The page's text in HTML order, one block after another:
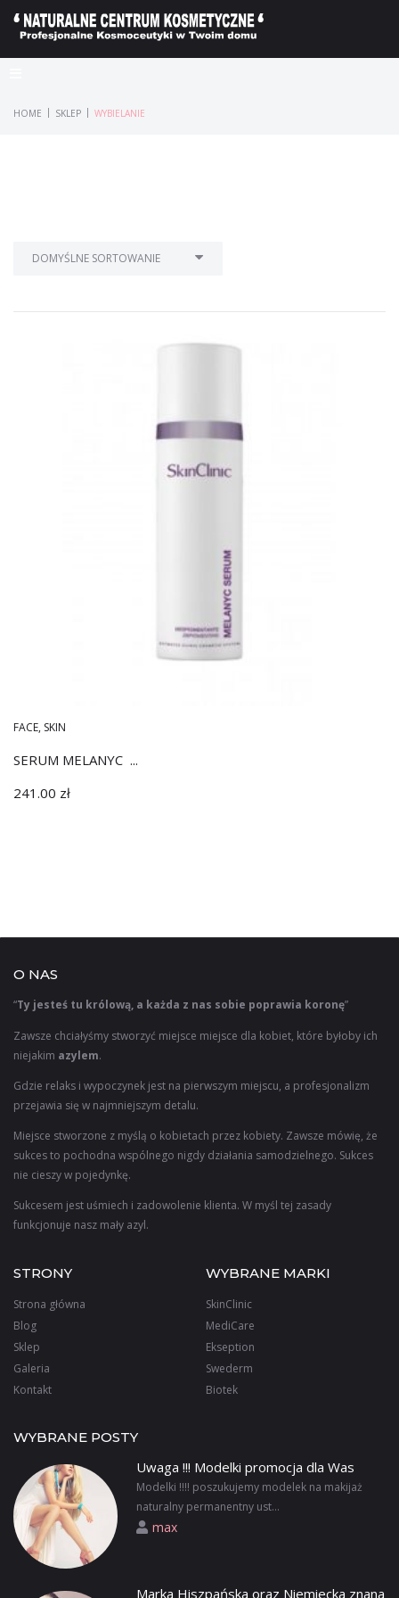
HOME | SKLEP | WYBIELANIE
FACE, SKIN
SERUM MELANYC ...
241.00 zł
O NAS
“Ty jesteś tu królową, a każda z nas sobie poprawia koronę”
Zawsze chciałyśmy stworzyć miejsce miejsce dla kobiet, które byłoby ich
niejakim azylem.
Gdzie relaks i wypoczynek jest na pierwszym miejscu, a profesjonalizm
przejawia się w najmniejszym detalu.
Miejsce stworzone z myślą o kobietach przez kobiety. Zawsze mówię, że
sukces to pochodna wspólnego nigdy działania samodzielnego. Sukces
nie cieszy w pojedynkę.
Sukcesem jest uśmiech i zadowolenie klienta. W myśl tej zasady
funkcjonuje nasz mały azyl.
STRONY
Strona główna
Blog
Sklep
Galeria
Kontakt
WYBRANE POSTY
Uwaga !!! Modelki promocja dla Was
Modelki !!!! poszukujemy modelek na makijaż
naturalny permanentny ust...
max
Marka Hiszpańska oraz Niemiecka znana
WYBRANE MARKI
SkinClinic
MediCare
Ekseption
Swederm
Biotek